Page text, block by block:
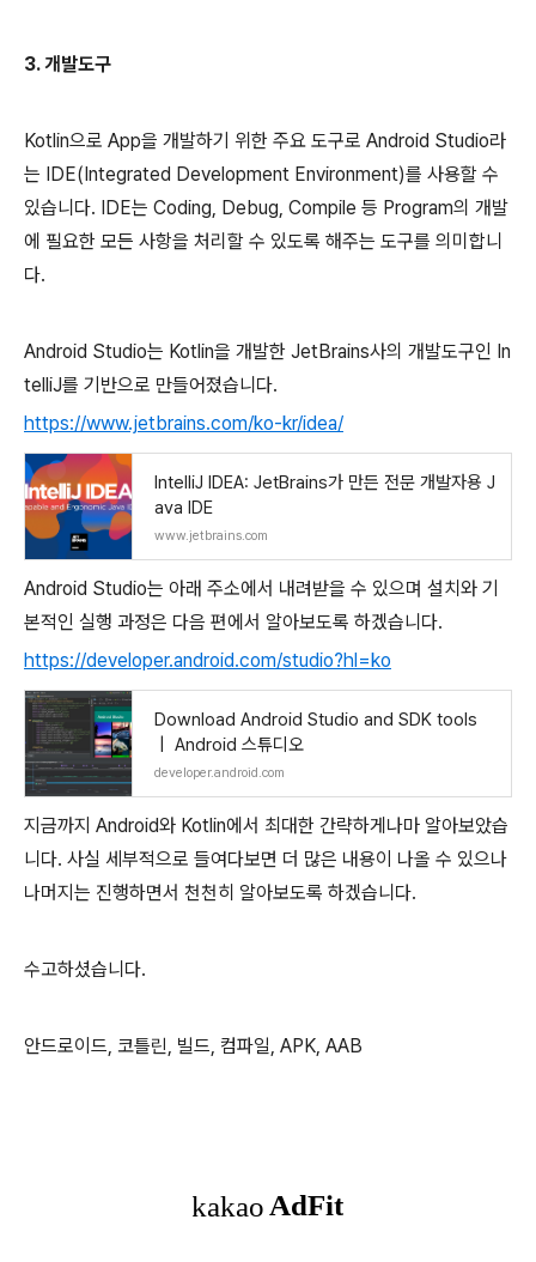
3. 개발도구
Kotlin으로 App을 개발하기 위한 주요 도구로 Android Studio라
는 IDE(Integrated Development Environment)를 사용할 수
있습니다. IDE는 Coding, Debug, Compile 등 Program의 개발
에 필요한 모든 사항을 처리할 수 있도록 해주는 도구를 의미합니
다.
Android Studio는 Kotlin을 개발한 JetBrains사의 개발도구인 In
telliJ를 기반으로 만들어졌습니다.
https://www.jetbrains.com/ko-kr/idea/
IntelliJ IDEA: JetBrains가 만든 전문 개발자용 J
ava IDE
www.jetbrains.com
Android Studio는 아래 주소에서 내려받을 수 있으며 설치와 기
본적인 실행 과정은 다음 편에서 알아보도록 하겠습니다.
https://developer.android.com/studio?hl=ko
Download Android Studio and SDK tools
| Android 스튜디오
developer.android.com
지금까지 Android와 Kotlin에서 최대한 간략하게나마 알아보았습
니다. 사실 세부적으로 들여다보면 더 많은 내용이 나올 수 있으나
나머지는 진행하면서 천천히 알아보도록 하겠습니다.
수고하셨습니다.
안드로이드, 코틀린, 빌드, 컴파일, APK, AAB